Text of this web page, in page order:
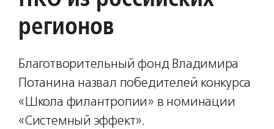
регионов
Благотворительный фонд Владимира
Потанина назвал победителей конкурса
«Школа филантропии» в номинации
«Системный эффект».